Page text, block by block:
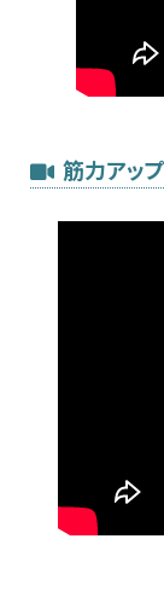
筋力アッ